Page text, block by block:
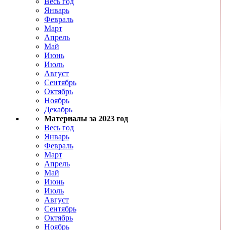
Январь
Февраль
Март
Апрель
Май
Июнь
Июль
Август
Сентябрь
Октябрь
Ноябрь
Декабрь
Материалы за 2023 год
Весь год
Январь
Февраль
Март
Апрель
Май
Июнь
Июль
Август
Сентябрь
Октябрь
Ноябрь